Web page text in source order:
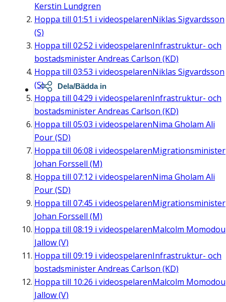
Kerstin Lundgren
Hoppa till 01:51 i videospelarenNiklas Sigvardsson
(S)
Hoppa till 02:52 i videospelarenInfrastruktur- och
bostadsminister Andreas Carlson (KD)
Hoppa till 03:53 i videospelarenNiklas Sigvardsson
(S)
Hoppa till 04:29 i videospelarenInfrastruktur- och
bostadsminister Andreas Carlson (KD)
Hoppa till 05:03 i videospelarenNima Gholam Ali
Pour (SD)
Hoppa till 06:08 i videospelarenMigrationsminister
Johan Forssell (M)
Hoppa till 07:12 i videospelarenNima Gholam Ali
Pour (SD)
Hoppa till 07:45 i videospelarenMigrationsminister
Johan Forssell (M)
Hoppa till 08:19 i videospelarenMalcolm Momodou
Jallow (V)
Hoppa till 09:19 i videospelarenInfrastruktur- och
bostadsminister Andreas Carlson (KD)
Hoppa till 10:26 i videospelarenMalcolm Momodou
Jallow (V)
Dela/Bädda in